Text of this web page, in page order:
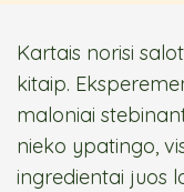
Kartais norisi
kitaip.
maloniai
nieko ypatingo,
ingredientai juos